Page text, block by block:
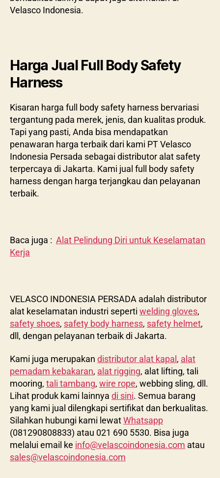
Velasco Indonesia.
Harga Jual Full Body Safety
Harness
Kisaran harga full body safety harness bervariasi
tergantung pada merek, jenis, dan kualitas produk.
Tapi yang pasti, Anda bisa mendapatkan
penawaran harga terbaik dari kami PT Velasco
Indonesia Persada sebagai distributor alat safety
terpercaya di Jakarta. Kami jual full body safety
harness dengan harga terjangkau dan pelayanan
terbaik.
Baca juga : Alat Pelindung Diri untuk Keselamatan
Kerja
VELASCO INDONESIA PERSADA adalah distributor
alat keselamatan industri seperti welding gloves,
safety shoes, safety body harness, safety helmet,
dll, dengan pelayanan terbaik di Jakarta.
Kami juga merupakan distributor alat kapal , alat
pemadam kebakaran, alat rigging, alat lifting, tali
mooring, tali tambang, wire rope, webbing sling, dll.
Lihat produk kami lainnya di sini. Semua barang
yang kami jual dilengkapi sertifikat dan berkualitas.
Silahkan hubungi kami lewatWhatsapp
(081290808833) atau 021 690 5530. Bisa juga
melalui email ke info@velascoindonesia.com atau
sales@velascoindonesia.com